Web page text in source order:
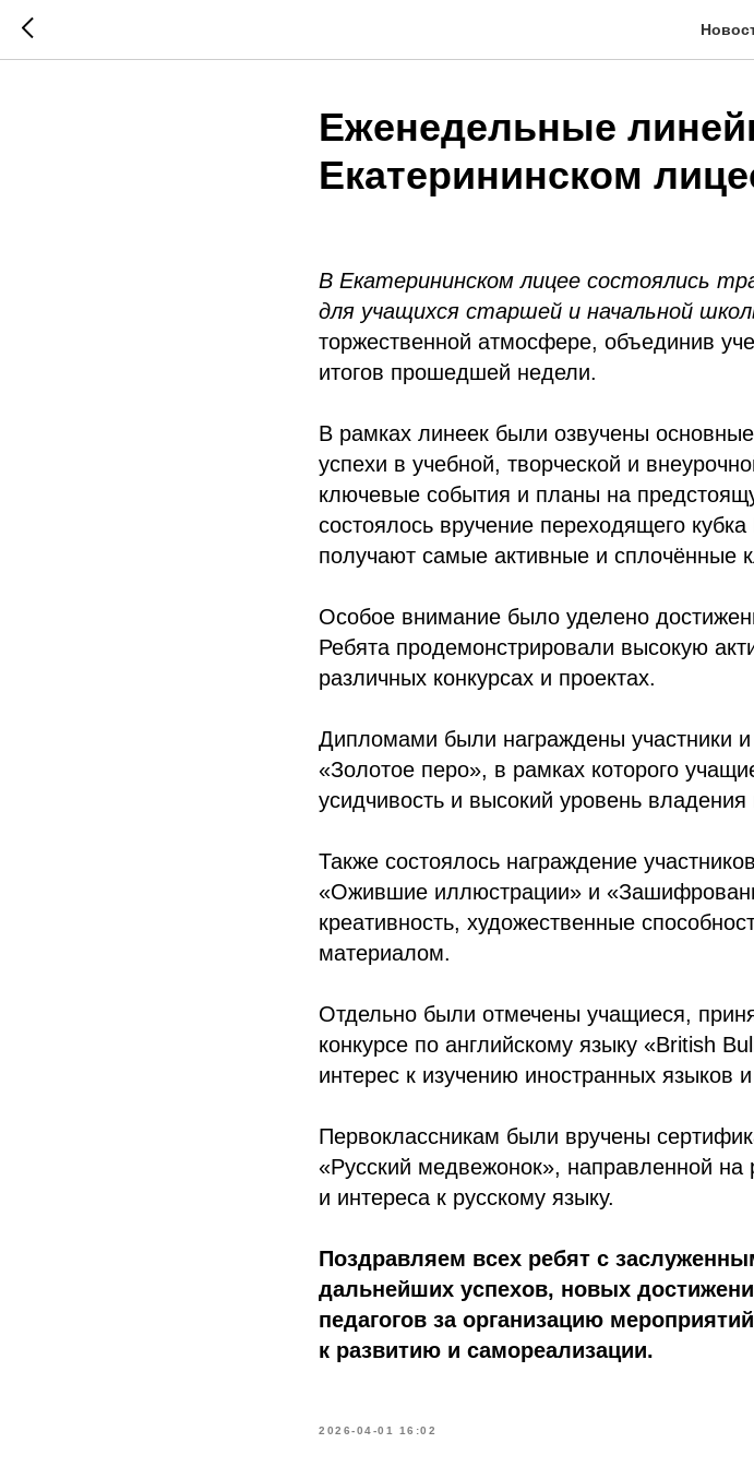
Еженедельные
Екатерининском
В Екатерининском лицее состоялись
для учащихся старшей и начальной
торжественной атмосфере, объединив
итогов прошедшей недели.
В рамках линеек были озвучены
успехи в учебной, творческой и
ключевые события и планы на
состоялось вручение переходящего
получают самые активные и сплочённые
Особое внимание было уделено
Ребята продемонстрировали высокую
различных конкурсах и проектах.
Дипломами были награждены участники
«Золотое перо», в рамках которого
усидчивость и высокий уровень
Также состоялось награждение
«Ожившие иллюстрации» и
креативность, художественные
материалом.
Отдельно были отмечены учащиеся,
конкурсе по английскому языку «British
интерес к изучению иностранных языков
Первоклассникам были вручены
«Русский медвежонок», направленной
и интереса к русскому языку.
Поздравляем всех ребят с
дальнейших успехов, новых
педагогов за организацию
к развитию и самореализации.
2026-04-01 16:02